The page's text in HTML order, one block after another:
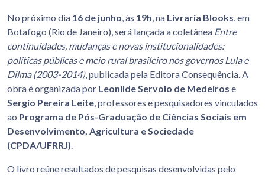
No próximo dia 16 de junho , às 19h , na Livraria Blooks , em
Botafogo (Rio de Janeiro), será lançada a coletânea Entre
continuidades, mudanças e novas institucionalidades:
políticas públicas e meio rural brasileiro nos governos Lula e
Dilma (2003-2014), publicada pela Editora Consequência. A
obra é organizada por Leonilde Servolo de Medeiros e
Sergio Pereira Leite , professores e pesquisadores vinculados
ao Programa de Pós-Graduação de Ciências Sociais em
Desenvolvimento, Agricultura e Sociedade
(CPDA/UFRRJ)
O livro reúne resultados de pesquisas desenvolvidas pelo